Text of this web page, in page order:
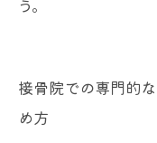
う。
接骨院での専門的
め方